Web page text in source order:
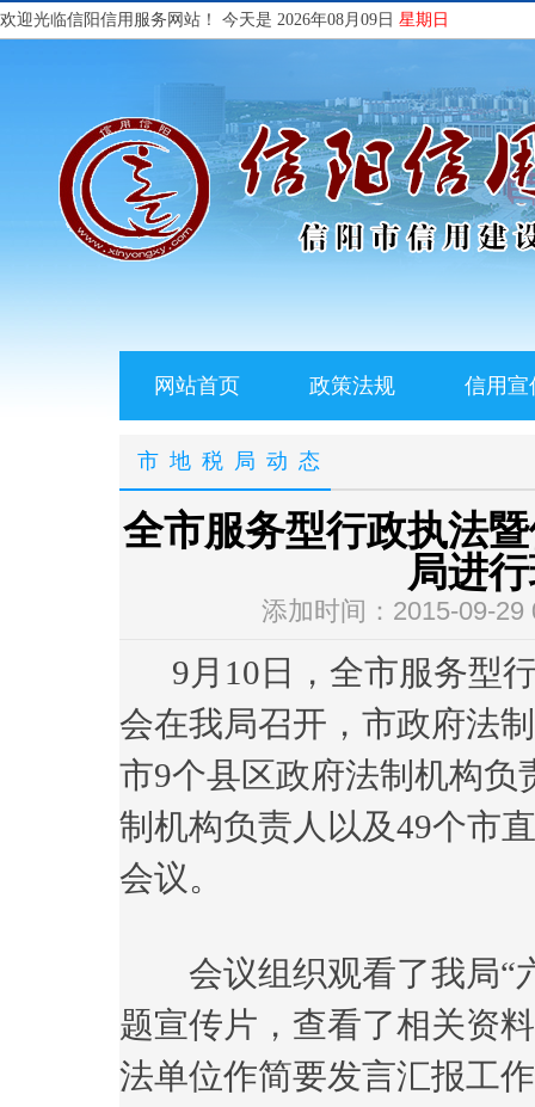
欢迎光临信阳信用服务网站！ 今天是 2026年08月09日 星期日
网站首页 政策法规 信用宣
市地税局动态
全市服务型行政执法
局进
添加时间：2015-09-
9月10日，全市服务型
会在我局召开，市政府法
市9个县区政府法制机构负
制机构负责人以及49个市
会议。
会议组织观看了我局“
题宣传片，查看了相关资
法单位作简要发言汇报工